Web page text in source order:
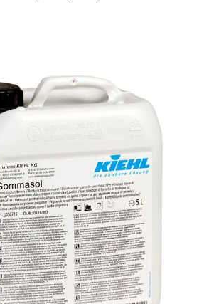
produkt
ma
wiele
wariantów.
Opcje
można
wybrać
na
stronie
produktu